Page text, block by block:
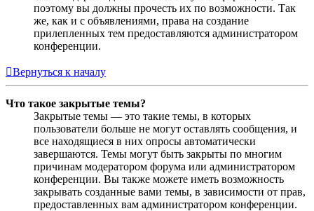
поэтому вы должны прочесть их по возможности. Так
же, как и с объявлениями, права на создание
прилепленных тем предоставляются администратором
конференции.
Вернуться к началу
Что такое закрытые темы?
Закрытые темы — это такие темы, в которых
пользователи больше не могут оставлять сообщения, и
все находящиеся в них опросы автоматически
завершаются. Темы могут быть закрыты по многим
причинам модератором форума или администратором
конференции. Вы также можете иметь возможность
закрывать созданные вами темы, в зависимости от прав,
предоставленных вам администратором конференции.